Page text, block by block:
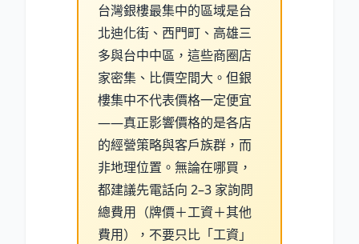
台灣銀樓最集中的區域是台
北迪化街、西門町、高雄三
多與台中中區，這些商圈店
家密集、比價空間大。但銀
樓集中不代表價格一定便宜
——真正影響價格的是各店
的經營策略與客戶族群，而
非地理位置。無論在哪買，
都建議先電話向 2–3 家詢問
總費用（牌價＋工資＋其他
費用），不要只比「工資」